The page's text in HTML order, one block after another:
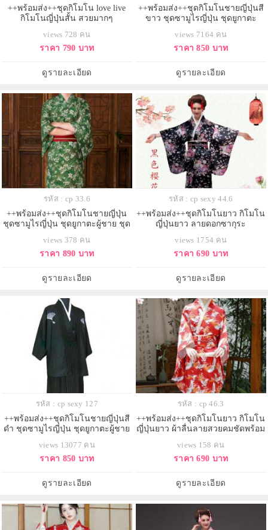
++พร้อมส่ง++ชุดกิโมโน love live
กิโมโนญี่ปุ่นสั้น สวยมากๆ
views 728 คน
ราคา 790 บาท
ดูรายละเอียด
++พร้อมส่ง++ชุดกิโมโนชายญี่ปุ่นสี
ขาว ชุดซามูไรญี่ปุ่น ชุดยูกาตะ
views 7164 คน
ราคา 850 บาท
ดูรายละเอียด
รหัส : cp 33.6
++พร้อมส่ง++ชุดกิโมโนชายญี่ปุ่น
ชุดซามูไรญี่ปุ่น ชุดยูกาตะผู้ชาย ชุด
views 378 คน
ราคา 890 บาท
ดูรายละเอียด
รหัส : cp sexy 44.6
++พร้อมส่ง++ชุดกิโมโนยาว กิโมโน
ญี่ปุ่นยาว ลายดอกซากุระ
views 1754 คน
ราคา 690 บาท
ดูรายละเอียด
รหัส : cp sexy 127
++พร้อมส่ง++ชุดกิโมโนชายญี่ปุ่นสี
ดำ ชุดซามูไรญี่ปุ่น ชุดยูกาตะผู้ชาย
views 13077 คน
ราคา 850 บาท
ดูรายละเอียด
รหัส : cp 46.3
++พร้อมส่ง++ชุดกิโมโนยาว กิโมโน
ญี่ปุ่นยาว ผ้าลื่นลายสวยคมชัดพร้อม
views 158 คน
ราคา 690 บาท
ดูรายละเอียด